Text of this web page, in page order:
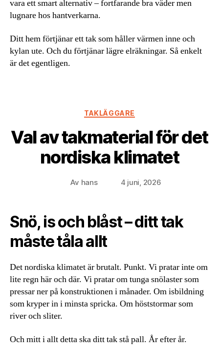
vara ett smart alternativ – fortfarande bra väder men
lugnare hos hantverkarna.
Ditt hem förtjänar ett tak som håller värmen inne och
kylan ute. Och du förtjänar lägre elräkningar. Så enkelt
är det egentligen.
Kategorier
TAKLÄGGARE
Val av takmaterial för det
nordiska klimatet
Inläggsförfattare
Av hans Inläggsdatum
4 juni, 2026
Snö, is och blåst – ditt tak
måste tåla allt
Det nordiska klimatet är brutalt. Punkt. Vi pratar inte om
lite regn här och där. Vi pratar om tunga snölaster som
pressar ner på konstruktionen i månader. Om isbildning
som kryper in i minsta spricka. Om höststormar som
river och sliter.
Och mitt i allt detta ska ditt tak stå pall. År efter år.